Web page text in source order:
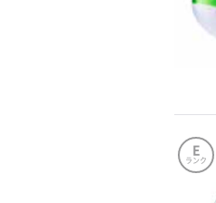
E
ランク